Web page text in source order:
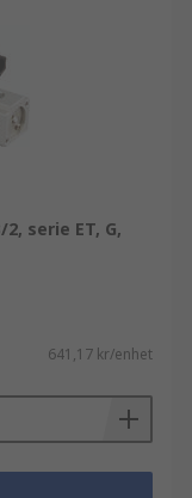
serie ET, G,
641,17 kr/enhet